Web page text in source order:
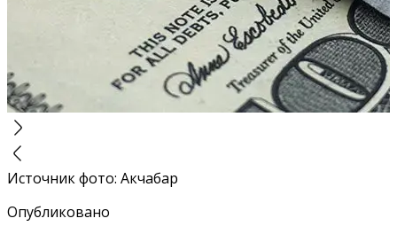
Источник фото: Акчабар
Опубликовано